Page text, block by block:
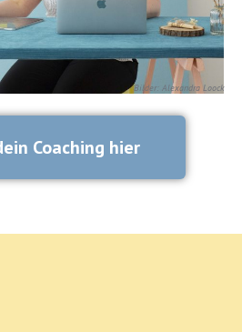
Bilder: Alexandra Loock
Coaching hier